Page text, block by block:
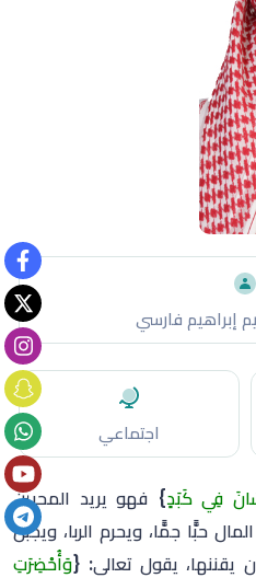
إبراهيم فارسي
اجتماعي
فِي كَبَدٍ} فهو يريد المحبين
حبًّا جمًّا، ويحرم الربا، ويجبل
يقننها، يقول تعالى: {وَأُحْضِرَتِ